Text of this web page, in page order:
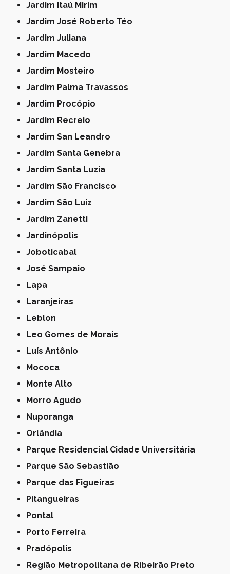
Jardim Itaú Mirim
Jardim José Roberto Téo
Jardim Juliana
Jardim Macedo
Jardim Mosteiro
Jardim Palma Travassos
Jardim Procópio
Jardim Recreio
Jardim San Leandro
Jardim Santa Genebra
Jardim Santa Luzia
Jardim São Francisco
Jardim São Luiz
Jardim Zanetti
Jardinópolis
Joboticabal
José Sampaio
Lapa
Laranjeiras
Leblon
Leo Gomes de Morais
Luís Antônio
Mococa
Monte Alto
Morro Agudo
Nuporanga
Orlândia
Parque Residencial Cidade Universitária
Parque São Sebastião
Parque das Figueiras
Pitangueiras
Pontal
Porto Ferreira
Pradópolis
Região Metropolitana de Ribeirão Preto